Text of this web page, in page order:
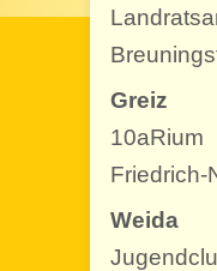
Greiz
10aRium
Friedrich-
Weida